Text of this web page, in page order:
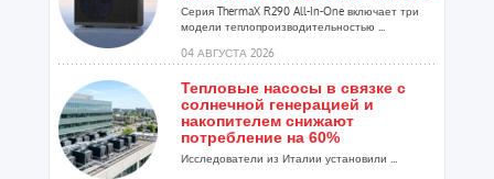
Серия ThermaX R290 All-In-One включает три
модели теплопроизводительностью ...
04 АВГУСТА 2026
Тепловые насосы в связке с
солнечной генерацией и
накопителем снижают
потребление на 60%
Исследователи из Италии установили ...